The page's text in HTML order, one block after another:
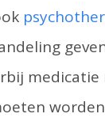
medicatie